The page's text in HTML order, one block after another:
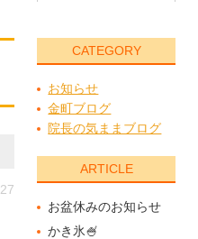
CATEGORY
お知らせ
金町ブログ
院長の気ままブログ
ARTICLE
お盆休みのお知らせ
かき氷🍧